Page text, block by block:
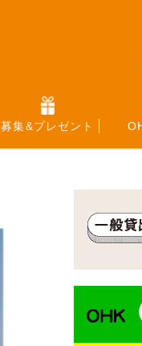
募集&プレゼント